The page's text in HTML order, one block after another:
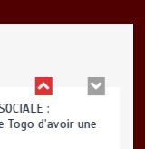
:
d’avoir une